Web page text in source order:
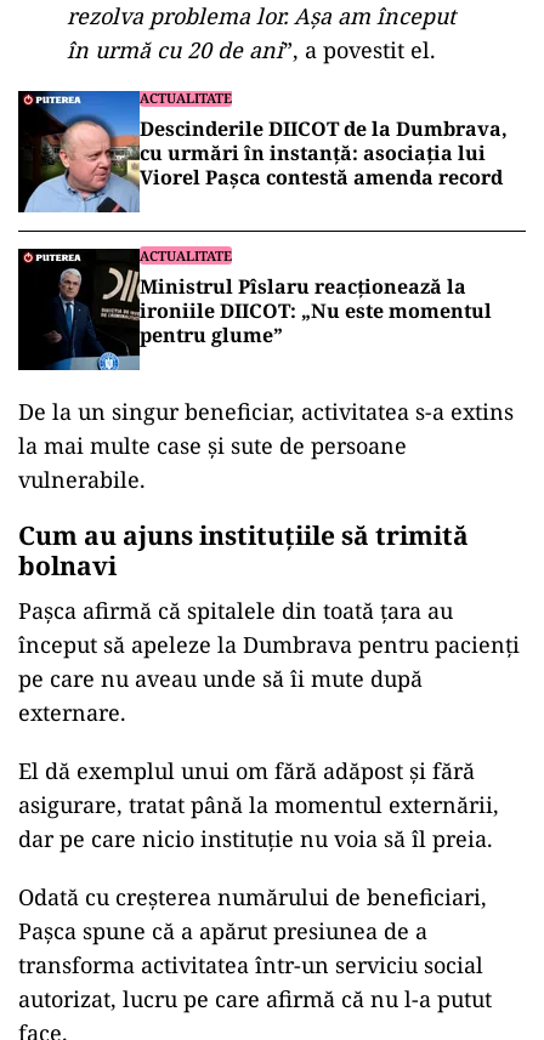
rezolva problema lor. Așa am început
în urmă cu 20 de ani”, a povestit el.
ACTUALITATE
Descinderile DIICOT de la Dumbrava,
cu urmări în instanță: asociația lui
Viorel Pașca contestă amenda record
ACTUALITATE
Ministrul Pîslaru reacționează la
ironiile DIICOT: „Nu este momentul
pentru glume”
De la un singur beneficiar, activitatea s-a extins
la mai multe case și sute de persoane
vulnerabile.
Cum au ajuns instituțiile să trimită
bolnavi
Pașca afirmă că spitalele din toată țara au
început să apeleze la Dumbrava pentru pacienți
pe care nu aveau unde să îi mute după
externare.
El dă exemplul unui om fără adăpost și fără
asigurare, tratat până la momentul externării,
dar pe care nicio instituție nu voia să îl preia.
Odată cu creșterea numărului de beneficiari,
Pașca spune că a apărut presiunea de a
transforma activitatea într-un serviciu social
autorizat, lucru pe care afirmă că nu l-a putut
face.